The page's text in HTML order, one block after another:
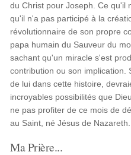
du Christ pour Joseph. Ce qu'il
qu'il n'a pas participé à la
révolutionnaire de son propre
papa humain du Sauveur du
sachant qu'un miracle s'est
contribution ou son implication.
de lui dans cette histoire,
incroyables possibilités que
ne pas profiter de ce mois de
au Saint, né Jésus de Nazareth.
Ma Prière...